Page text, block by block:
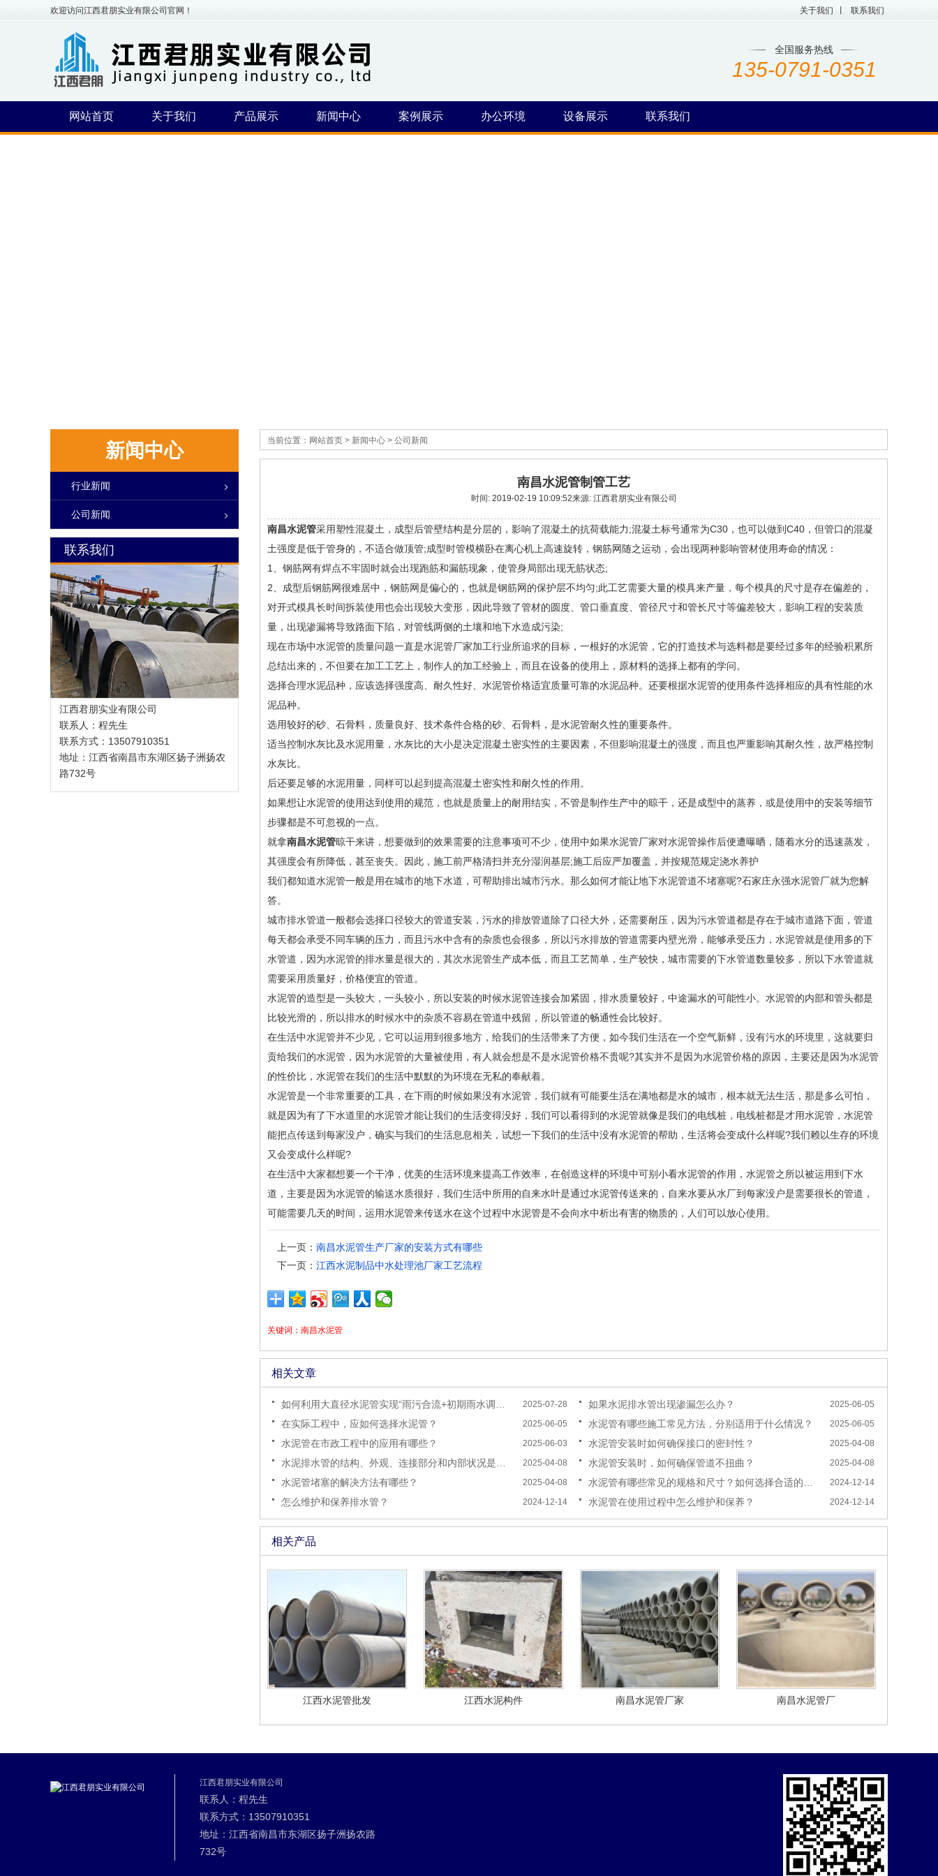
关于我们 联系我们
欢迎访问江西君朋实业有限公司官网！
全国服务热线
135-0791-0351
网站首页 关于我们 产品展示 新闻中心 案例展示 办公环境 设备展示 联系我们
新闻中心
行业新闻
公司新闻
联系我们
江西君朋实业有限公司
联系人：程先生
联系方式：13507910351
地址：江西省南昌市东湖区扬子洲扬农
路732号
当前位置： 网站首页 > 新闻中心 > 公司新闻
南昌水泥管制管工艺
时间: 2019-02-19 10:09:52来源: 江西君朋实业有限公司
南昌水泥管采用塑性混凝土，成型后管壁结构是分层的，影响了混凝土的抗荷载能力;混凝土标号通常为C30，也可以做到C40，但管口的混凝
土强度是低于管身的，不适合做顶管;成型时管模横卧在离心机上高速旋转，钢筋网随之运动，会出现两种影响管材使用寿命的情况：
1、钢筋网有焊点不牢固时就会出现跑筋和漏筋现象，使管身局部出现无筋状态;
2、成型后钢筋网很难居中，钢筋网是偏心的，也就是钢筋网的保护层不均匀;此工艺需要大量的模具来产量，每个模具的尺寸是存在偏差的，
对开式模具长时间拆装使用也会出现较大变形，因此导致了管材的圆度、管口垂直度、管径尺寸和管长尺寸等偏差较大，影响工程的安装质
量，出现渗漏将导致路面下陷，对管线两侧的土壤和地下水造成污染;
现在市场中水泥管的质量问题一直是水泥管厂家加工行业所追求的目标，一根好的水泥管，它的打造技术与选料都是要经过多年的经验积累所
总结出来的，不但要在加工工艺上，制作人的加工经验上，而且在设备的使用上，原材料的选择上都有的学问。
选择合理水泥品种，应该选择强度高、耐久性好、水泥管价格适宜质量可靠的水泥品种。还要根据水泥管的使用条件选择相应的具有性能的水
泥品种。
选用较好的砂、石骨料，质量良好、技术条件合格的砂、石骨料，是水泥管耐久性的重要条件。
适当控制水灰比及水泥用量，水灰比的大小是决定混凝土密实性的主要因素，不但影响混凝土的强度，而且也严重影响其耐久性，故严格控制
水灰比。
后还要足够的水泥用量，同样可以起到提高混凝土密实性和耐久性的作用。
如果想让水泥管的使用达到使用的规范，也就是质量上的耐用结实，不管是制作生产中的晾干，还是成型中的蒸养，或是使用中的安装等细节
步骤都是不可忽视的一点。
就拿南昌水泥管晾干来讲，想要做到的效果需要的注意事项可不少，使用中如果水泥管厂家对水泥管操作后便遭曝晒，随着水分的迅速蒸发，
其强度会有所降低，甚至丧失。因此，施工前严格清扫并充分湿润基层;施工后应严加覆盖，并按规范规定浇水养护
我们都知道水泥管一般是用在城市的地下水道，可帮助排出城市污水。那么如何才能让地下水泥管道不堵塞呢?石家庄永强水泥管厂就为您解
答。
城市排水管道一般都会选择口径较大的管道安装，污水的排放管道除了口径大外，还需要耐压，因为污水管道都是存在于城市道路下面，管道
每天都会承受不同车辆的压力，而且污水中含有的杂质也会很多，所以污水排放的管道需要内壁光滑，能够承受压力，水泥管就是使用多的下
水管道，因为水泥管的排水量是很大的，其次水泥管生产成本低，而且工艺简单，生产较快，城市需要的下水管道数量较多，所以下水管道就
需要采用质量好，价格便宜的管道。
水泥管的造型是一头较大，一头较小，所以安装的时候水泥管连接会加紧固，排水质量较好，中途漏水的可能性小。水泥管的内部和管头都是
比较光滑的，所以排水的时候水中的杂质不容易在管道中残留，所以管道的畅通性会比较好。
在生活中水泥管并不少见，它可以运用到很多地方，给我们的生活带来了方便，如今我们生活在一个空气新鲜，没有污水的环境里，这就要归
贡给我们的水泥管，因为水泥管的大量被使用，有人就会想是不是水泥管价格不贵呢?其实并不是因为水泥管价格的原因，主要还是因为水泥管
的性价比，水泥管在我们的生活中默默的为环境在无私的奉献着。
水泥管是一个非常重要的工具，在下雨的时候如果没有水泥管，我们就有可能要生活在满地都是水的城市，根本就无法生活，那是多么可怕，
就是因为有了下水道里的水泥管才能让我们的生活变得没好，我们可以看得到的水泥管就像是我们的电线桩，电线桩都是才用水泥管，水泥管
能把点传送到每家没户，确实与我们的生活息息相关，试想一下我们的生活中没有水泥管的帮助，生活将会变成什么样呢?我们赖以生存的环境
又会变成什么样呢?
在生活中大家都想要一个干净，优美的生活环境来提高工作效率，在创造这样的环境中可别小看水泥管的作用，水泥管之所以被运用到下水
道，主要是因为水泥管的输送水质很好，我们生活中所用的自来水叶是通过水泥管传送来的，自来水要从水厂到每家没户是需要很长的管道，
可能需要几天的时间，运用水泥管来传送水在这个过程中水泥管是不会向水中析出有害的物质的，人们可以放心使用。
上一页： 南昌水泥管生产厂家的安装方式有哪些
下一页： 江西水泥制品中水处理池厂家工艺流程
关键词： 南昌水泥管
相关文章
2025-07-28
如何利用大直径水泥管实现“雨污合流+初期雨水调蓄”双功能？ 2025-06-05
如果水泥排水管出现渗漏怎么办？
2025-06-05
在实际工程中，应如何选择水泥管？ 2025-06-05
水泥管有哪些施工常见方法，分别适用于什么情况？
2025-06-03
水泥管在市政工程中的应用有哪些？ 2025-04-08
水泥管安装时如何确保接口的密封性？
2025-04-08
水泥排水管的结构、外观、连接部分和内部状况是怎样的？ 2025-04-08
水泥管安装时，如何确保管道不扭曲？
2025-04-08
水泥管堵塞的解决方法有哪些？ 2024-12-14
水泥管有哪些常见的规格和尺寸？如何选择合适的规格？
2024-12-14
怎么维护和保养排水管？ 2024-12-14
水泥管在使用过程中怎么维护和保养？
相关产品
江西水泥管批发 江西水泥构件 南昌水泥管厂家 南昌水泥管厂
江西君朋实业有限公司
联系人：程先生
联系方式：13507910351
地址：江西省南昌市东湖区扬子洲扬农路
732号